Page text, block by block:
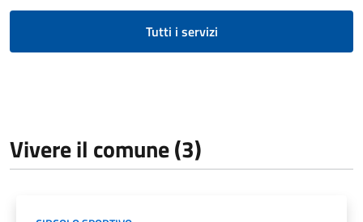
Tutti i servizi
Vivere il comune (3)